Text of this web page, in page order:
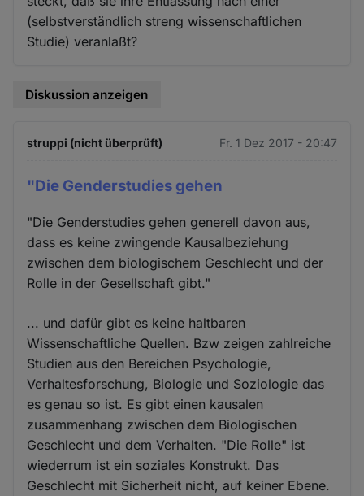
(selbstverständlich streng wissenschaftlichen
Studie) veranlaßt?
Diskussion anzeigen
struppi (nicht überprüft) Fr. 1 Dez 2017 - 20:47
"Die Genderstudies gehen
"Die Genderstudies gehen generell davon aus,
dass es keine zwingende Kausalbeziehung
zwischen dem biologischem Geschlecht und der
Rolle in der Gesellschaft gibt."
... und dafür gibt es keine haltbaren
Wissenschaftliche Quellen. Bzw zeigen zahlreiche
Studien aus den Bereichen Psychologie,
Verhaltesforschung, Biologie und Soziologie das
es genau so ist. Es gibt einen kausalen
zusammenhang zwischen dem Biologischen
Geschlecht und dem Verhalten. "Die Rolle" ist
wiederrum ist ein soziales Konstrukt. Das
Geschlecht mit Sicherheit nicht, auf keiner Ebene.